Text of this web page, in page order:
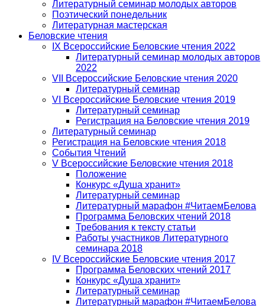
Литературный семинар молодых авторов
Поэтический понедельник
Литературная мастерская
Беловские чтения
IX Всероссийские Беловские чтения 2022
Литературный семинар молодых авторов
2022
VII Всероссийские Беловские чтения 2020
Литературный семинар
VI Всероссийские Беловские чтения 2019
Литературный семинар
Регистрация на Беловские чтения 2019
Литературный семинар
Регистрация на Беловские чтения 2018
События Чтений
V Всероссийские Беловские чтения 2018
Положение
Конкурс «Душа хранит»
Литературный семинар
Литературный марафон #ЧитаемБелова
Программа Беловских чтений 2018
Требования к тексту статьи
Работы участников Литературного
семинара 2018
IV Всероссийские Беловские чтения 2017
Программа Беловских чтений 2017
Конкурс «Душа хранит»
Литературный семинар
Литературный марафон #ЧитаемБелова